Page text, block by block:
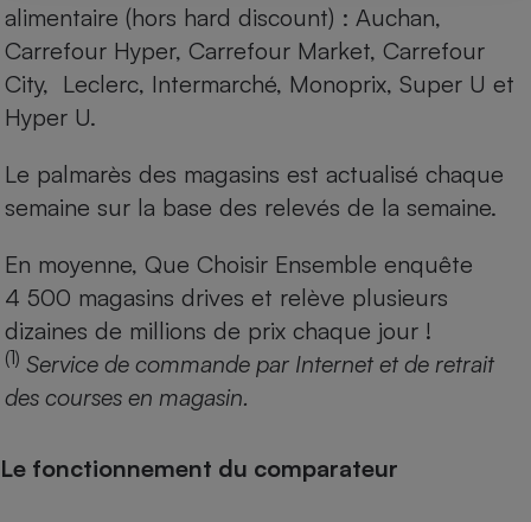
alimentaire (hors hard discount) : Auchan,
Carrefour Hyper, Carrefour Market, Carrefour
City, Leclerc, Intermarché, Monoprix, Super U et
Hyper U.
Le palmarès des magasins est actualisé chaque
semaine sur la base des relevés de la semaine.
En moyenne, Que Choisir Ensemble enquête
4 500 magasins drives et relève plusieurs
dizaines de millions de prix chaque jour !
(1) Service de commande par Internet et de retrait
des courses en magasin.
Le fonctionnement du comparateur